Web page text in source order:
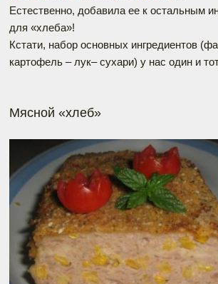
Естественно, добавила ее к остальным
для «хлеба»!
Кстати, набор основных ингредиентов
картофель – лук– сухари) у нас один и
Мясной «хлеб»